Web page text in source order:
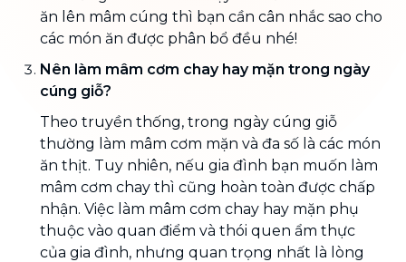
ăn lên mâm cúng thì bạn cần cân nhắc sao cho
các món ăn được phân bổ đều nhé!
Nên làm mâm cơm chay hay mặn trong ngày
cúng giỗ?
Theo truyền thống, trong ngày cúng giỗ
thường làm mâm cơm mặn và đa số là các món
ăn thịt. Tuy nhiên, nếu gia đình bạn muốn làm
mâm cơm chay thì cũng hoàn toàn được chấp
nhận. Việc làm mâm cơm chay hay mặn phụ
thuộc vào quan điểm và thói quen ẩm thực
của gia đình, nhưng quan trọng nhất là lòng